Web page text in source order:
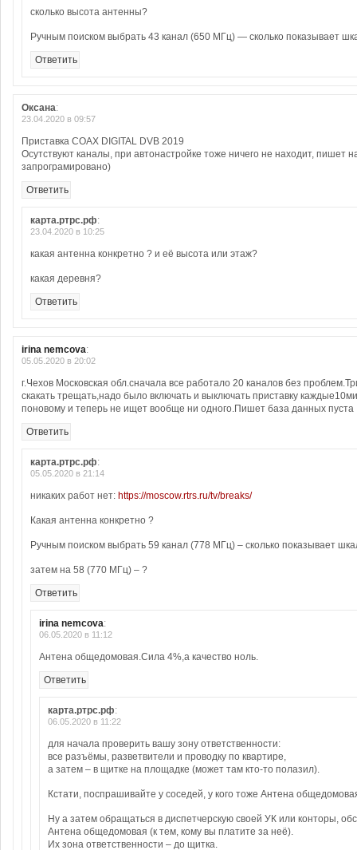
сколько высота антенны?
Ручным поиском выбрать 43 канал (650 МГц) — сколько показывает
Ответить
Оксана:
23.04.2020 в 09:57
Приставка COAX DIGITAL DVB 2019
Осутствуют каналы, при автонастройке тоже ничего не находит, пишет
запрограмировано)
Ответить
карта.ртрс.рф:
23.04.2020 в 10:25
какая антенна конкретно ? и её высота или этаж?
какая деревня?
Ответить
irina nemcova:
05.05.2020 в 20:02
г.Чехов Московская обл.сначала все работало 20 каналов без
скакать трещать,надо было включать и выключать приставку
поновому и теперь не ищет вообще ни одного.Пишет база данных пуста
Ответить
карта.ртрс.рф:
05.05.2020 в 21:14
никаких работ нет: https://moscow.rtrs.ru/tv/breaks/
Какая антенна конкретно ?
Ручным поиском выбрать 59 канал (778 МГц) – сколько показывает
затем на 58 (770 МГц) – ?
Ответить
irina nemcova:
06.05.2020 в 11:12
Антена общедомовая.Сила 4%,а качество ноль.
Ответить
карта.ртрс.рф:
06.05.2020 в 11:22
для начала проверить вашу зону ответственности:
все разъёмы, разветвители и проводку по квартире,
а затем – в щитке на площадке (может там кто-то полазил).
Кстати, поспрашивайте у соседей, у кого тоже Антена
Ну а затем обращаться в диспетчерскую своей УК или конторы,
Антена общедомовая (к тем, кому вы платите за неё).
Их зона ответственности – до щитка.